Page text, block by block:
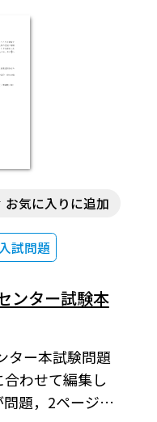
試問題
お気に入りに追加
ンター試験本
ター本試験問題
わせて編集し
題，2ページ目